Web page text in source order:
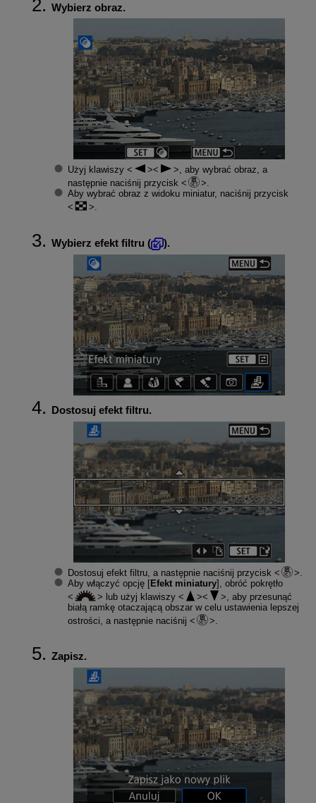
Wybierz obraz.
Użyj klawiszy
, aby wybrać obraz, a
następnie naciśnij przycisk
.
Aby wybrać obraz z widoku miniatur, naciśnij przycisk
.
Wybierz efekt filtru ( ).
Dostosuj efekt filtru.
Dostosuj efekt filtru, a następnie naciśnij przycisk
Aby włączyć opcję [Efekt miniatury], obróć pokrętło
lub użyj klawiszy
, aby przesunąć
białą ramkę otaczającą obszar w celu ustawienia lepszej
ostrości, a następnie naciśnij
Zapisz.